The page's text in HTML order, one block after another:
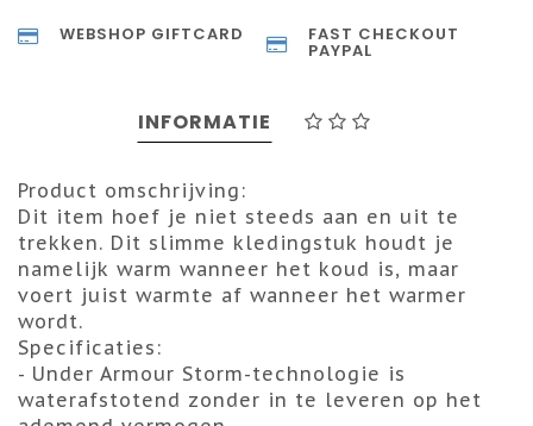
WEBSHOP GIFTCARD FAST CHECKOUT
PAYPAL
INFORMATIE
Product omschrijving:
Dit item hoef je niet steeds aan en uit te
trekken. Dit slimme kledingstuk houdt je
namelijk warm wanneer het koud is, maar
voert juist warmte af wanneer het warmer
wordt.
Specificaties:
- Under Armour Storm-technologie is
waterafstotend zonder in te leveren op het